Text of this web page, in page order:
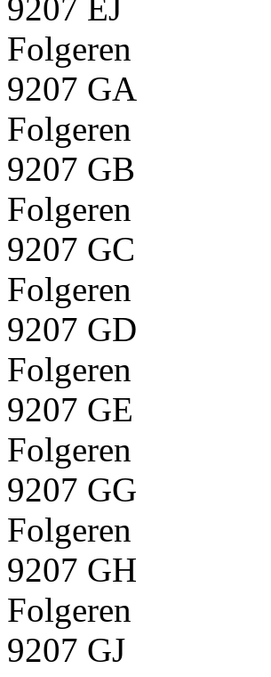
9207 EJ
Folgeren
9207 GA
Folgeren
9207 GB
Folgeren
9207 GC
Folgeren
9207 GD
Folgeren
9207 GE
Folgeren
9207 GG
Folgeren
9207 GH
Folgeren
9207 GJ